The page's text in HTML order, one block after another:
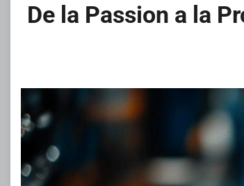
De la Passion a la